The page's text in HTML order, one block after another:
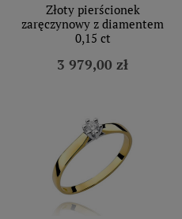
Złoty pierścionek
zaręczynowy z diamentem
0,15 ct
3 979,00 zł